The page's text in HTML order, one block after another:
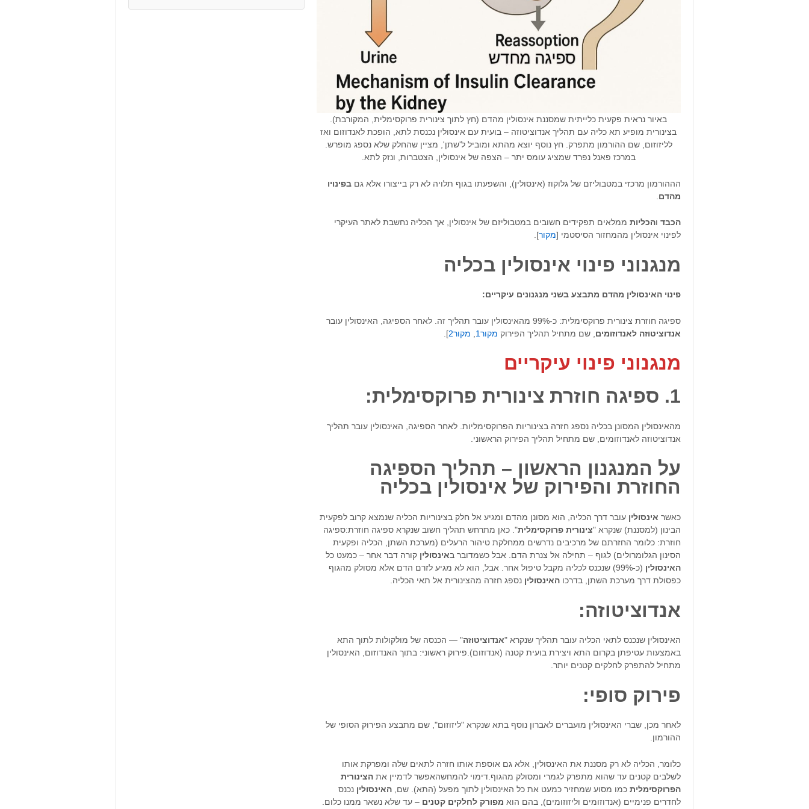
באיור נראית פקעית כלייתית שמסננת אינסולין מהדם (חץ לתוך צינורית פרוקסימלית, המקורבת).
בצינורית מופיע תא כליה עם תהליך אנדוציטוזה – בועית עם אינסולין נכנסת לתא, הופכת לאנדוזום ואז
לליזוזום, שם ההורמון מתפרק. חץ נוסף יוצא מהתא ומוביל ל'שתן', מציין שהחלק שלא נספג מופרש.
במרכז פאנל נפרד שמציג עומס יתר – הצפה של אינסולין, הצטברות, ונזק לתא.
הההורמון מרכזי במטבוליזם של גלוקוז (אינסולין), והשפעתו בגוף תלויה לא רק בייצורו אלא גם בפינויו
מהדם
הכבד והכליות ממלאים תפקידים חשובים במטבוליזם של אינסולין, אך הכליה נחשבת לאתר העיקרי
לפינוי אינסולין מהמחזור הסיסטמי [מקור].
מנגנוני פינוי אינסולין בכליה
פינוי האינסולין מהדם מתבצע בשני מנגנונים עיקריים:
ספיגה חוזרת צינורית פרוקסימלית: כ-99% מהאינסולין עובר תהליך זה. לאחר הספיגה, האינסולין עובר
אנדוציטוזה לאנדוזומים , שם מתחיל תהליך הפירוק מקור1 מקור2 ].
מנגנוני פינוי עיקריים
1. ספיגה חוזרת צינורית פרוקסימלית:
מהאינסולין המסונן בכליה נספג חזרה בצינוריות הפרוקסימליות. לאחר הספיגה, האינסולין עובר תהליך
אנדוציטוזה לאנדוזומים, שם מתחיל תהליך הפירוק הראשוני.
על המנגנון הראשון – תהליך הספיגה
החוזרת והפירוק של אינסולין בכליה
כאשר אינסולין עובר דרך הכליה, הוא מסונן מהדם ומגיע אל חלק בצינוריות הכליה שנמצא קרוב לפקעית
הבינון (למסננת) שנקרא "צינורית פרוקסימלית". כאן מתרחש תהליך חשוב שנקרא ספיגה חוזרת:ספיגה
חוזרת: כלומר החזרתם של מרכיבים נדרשים ממחלקת טיהור הרעלים (מערכת השתן, הכליה ופקעית
הסינון הגלומרולים) לגוף – תחילה אל צנרת הדם. אבל כשמדובר באינסולין קורה דבר אחר – כמעט כל
האינסולין
(כ-99%) שנכנס לכליה מקבל טיפול אחר. אבל, הוא לא מגיע לזרם הדם אלא מסולק מהגוף
כפסולת דרך מערכת השתן, בדרכו האינסולין נספג חזרה מהצינורית אל תאי הכליה.
אנדוציטוזה:
האינסולין שנכנס לתאי הכליה עובר תהליך שנקרא "אנדוציטוזה" — הכנסה של מולקולות לתוך התא
באמצעות עטיפתן בקרום התא ויצירת בועית קטנה (אנדוזום).פירוק ראשוני: בתוך האנדוזום, האינסולין
מתחיל להתפרק לחלקים קטנים יותר.
פירוק סופי:
לאחר מכן, שברי האינסולין מועברים לאברון נוסף בתא שנקרא "ליזוזום", שם מתבצע הפירוק הסופי של
ההורמון.
כלומר, הכליה לא רק מסננת את האינסולין, אלא גם אוספת אותו חזרה לתאים שלה ומפרקת אותו
לשלבים קטנים עד שהוא מתפרק לגמרי ומסולק מהגוף.דימוי להמחשהאפשר לדמיין את הצינורית
הפרוקסימלית כמו מסוע שמחזיר כמעט את כל האינסולין לתוך מפעל (התא). שם, האינסולין נכנס
לחדרים פנימיים (אנדוזומים וליזוזומים), בהם הוא מפורק לחלקים קטנים – עד שלא נשאר ממנו כלום.